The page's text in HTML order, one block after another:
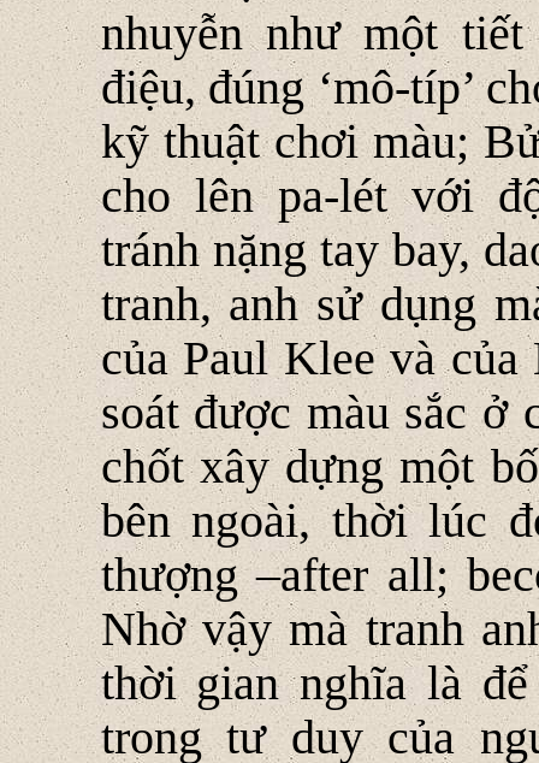
nhuyễn như một
điệu, đúng ‘mô-típ’
kỹ thuật chơi màu;
cho lên pa-lét với
tránh nặng tay bay,
tranh, anh sử dụng
của Paul Klee và
soát được màu sắc ở
chốt xây dựng một
bên ngoài, thời lúc
thượng –after all;
Nhờ vậy mà tranh
thời gian nghĩa là
trong tư duy của